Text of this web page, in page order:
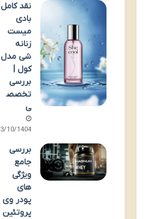
نقد کامل
بادی
میست
زنانه
شی مدل
کول |
بررسی
تخصص
ی
03/10/1404
بررسی
جامع
ویژگی
های
پودر وی
پروتئین